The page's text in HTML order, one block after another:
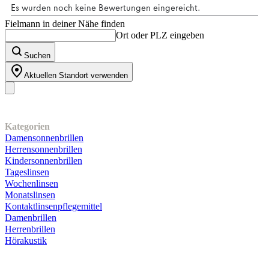
Fielmann in deiner Nähe finden
Ort oder PLZ eingeben
Suchen
Aktuellen Standort verwenden
Kategorien
Damensonnenbrillen
Herrensonnenbrillen
Kindersonnenbrillen
Tageslinsen
Wochenlinsen
Monatslinsen
Kontaktlinsenpflegemittel
Damenbrillen
Herrenbrillen
Hörakustik